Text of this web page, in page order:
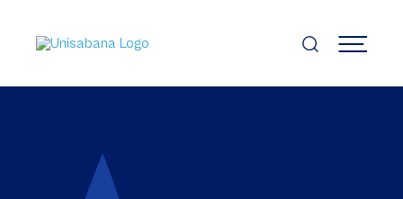
contenido
principal
MENÚ